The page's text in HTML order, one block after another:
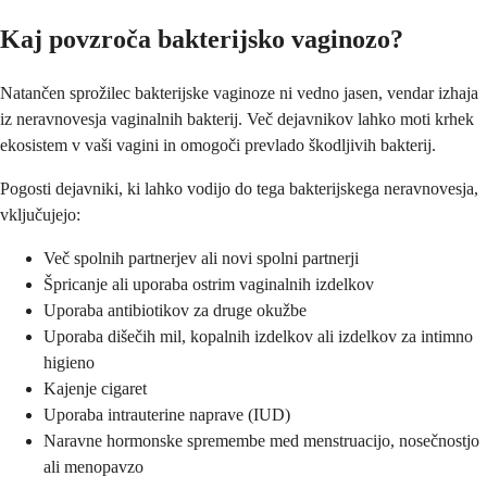
Kaj povzroča bakterijsko vaginozo?
Natančen sprožilec bakterijske vaginoze ni vedno jasen, vendar izhaja
iz neravnovesja vaginalnih bakterij. Več dejavnikov lahko moti krhek
ekosistem v vaši vagini in omogoči prevlado škodljivih bakterij.
Pogosti dejavniki, ki lahko vodijo do tega bakterijskega neravnovesja,
vključujejo:
Več spolnih partnerjev ali novi spolni partnerji
Špricanje ali uporaba ostrim vaginalnih izdelkov
Uporaba antibiotikov za druge okužbe
Uporaba dišečih mil, kopalnih izdelkov ali izdelkov za intimno
higieno
Kajenje cigaret
Uporaba intrauterine naprave (IUD)
Naravne hormonske spremembe med menstruacijo, nosečnostjo
ali menopavzo